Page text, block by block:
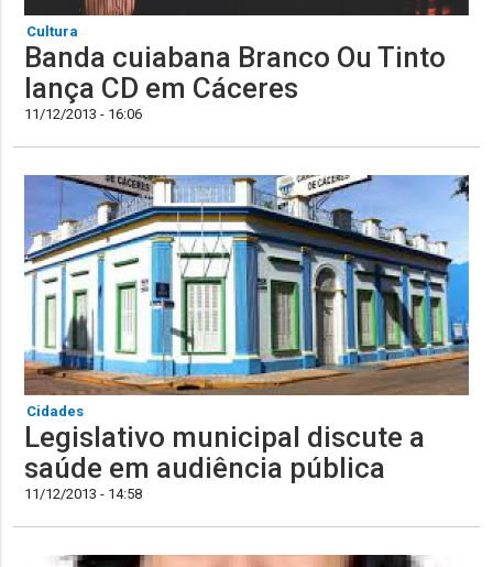
Cultura
Banda cuiabana Branco Ou Tinto
lança CD em Cáceres
11/12/2013 - 16:06
Cidades
Legislativo municipal discute a
saúde em audiência pública
11/12/2013 - 14:58